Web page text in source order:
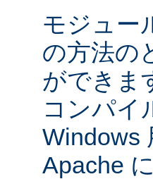
モジュー
の方法の
ができま
コンパイ
Windows
Apache